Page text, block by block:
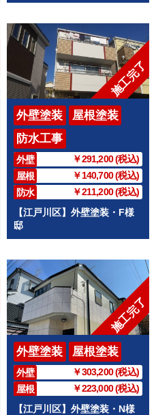
施工完了
外壁塗装
屋根塗装
防水工事
外壁
￥291,200 (税込)
屋根
￥140,700 (税込)
防水
￥211,200 (税込)
【江戸川区】外壁塗装・F様
邸
施工完了
外壁塗装 屋根塗装
外壁
￥303,200 (税込)
屋根
￥223,000 (税込)
【江戸川区】外壁塗装・N様